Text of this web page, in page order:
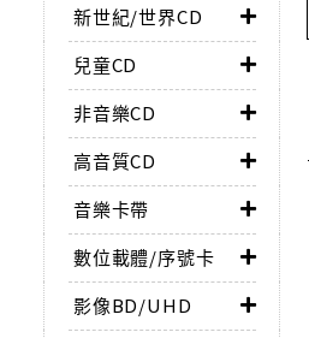
新世紀/世界CD
兒童CD
非音樂CD
高音質CD
音樂卡帶
數位載體/序號卡
影像BD/UHD